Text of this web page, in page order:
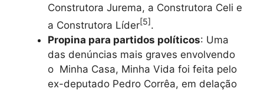
Construtora Jurema, a Construtora Celi e
a Construtora Líder[5].
Propina para partidos políticos: Uma
das denúncias mais graves envolvendo
o Minha Casa, Minha Vida foi feita pelo
ex-deputado Pedro Corrêa, em delação